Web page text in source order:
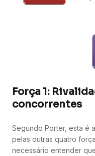
Força 1:
concorrentes
Segundo Porter, esta é
pelas outras quatro
necessário entender